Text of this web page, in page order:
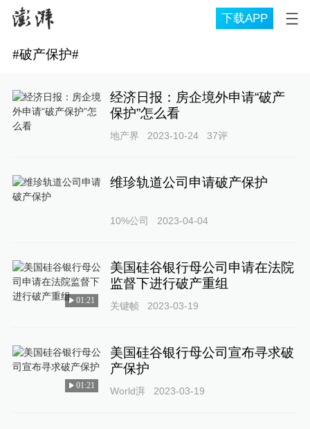
下载APP
#破产保护#
经济日报：房企境外申请“破产
保护”怎么看
地产界 2023-10-24 37评
维珍轨道公司申请破产保护
10%公司 2023-04-04
01:21
美国硅谷银行母公司申请在法院
监督下进行破产重组
关键帧 2023-03-19
01:21
美国硅谷银行母公司宣布寻求破
产保护
World湃 2023-03-19